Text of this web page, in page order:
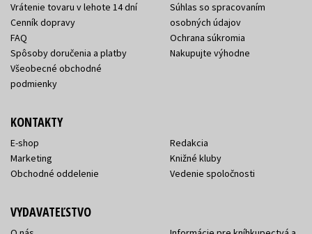
Vrátenie tovaru v lehote 14 dní
Cenník dopravy
FAQ
Spôsoby doručenia a platby
Všeobecné obchodné
podmienky
Súhlas so spracovaním
osobných údajov
Ochrana súkromia
Nakupujte výhodne
KONTAKTY
E-shop
Marketing
Obchodné oddelenie
Redakcia
Knižné kluby
Vedenie spoločnosti
VYDAVATEĽSTVO